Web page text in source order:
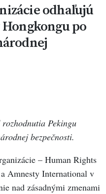
odhaľujú
po
Pekingu
bezpečnosti.
– Human Rights
Amnesty International v
nad zásadnými zmenami